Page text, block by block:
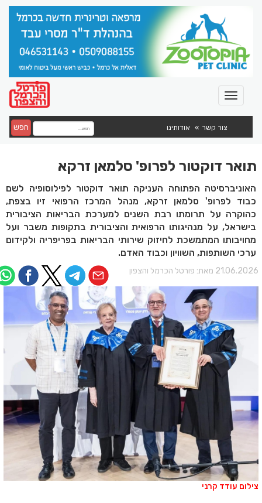
צור קשר אודותינו חפש
תואר דוקטור לפרופ' סלמאן זרקא
האוניברסיטה הפתוחה העניקה תואר דוקטור לפילוסופיה לשם
כבוד לפרופ' סלמאן זרקא, מנהל המרכז הרפואי זיו בצפת,
כהוקרה על תרומתו רבת השנים למערכת הבריאות הציבורית
בישראל, על מנהיגותו הרפואית והציבורית בתקופות משבר ועל
מחויבותו המתמשכת לחיזוק שירותי הבריאות בפריפריה ולקידום
ערכי השותפות, השוויון וכבוד האדם.
מאת: פורטל הכרמל והצפון
עודד קרני